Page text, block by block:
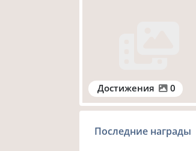
Достижения 0
Последние награды